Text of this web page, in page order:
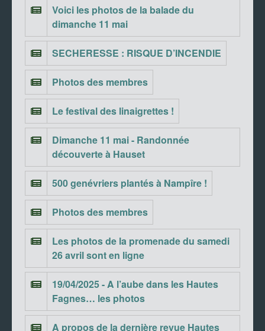
Voici les photos de la balade du
dimanche 11 mai
SECHERESSE : RISQUE D’INCENDIE
Photos des membres
Le festival des linaigrettes !
Dimanche 11 mai - Randonnée
découverte à Hauset
500 genévriers plantés à Nampîre !
Photos des membres
Les photos de la promenade du samedi
26 avril sont en ligne
19/04/2025 - A l’aube dans les Hautes
Fagnes… les photos
A propos de la dernière revue Hautes